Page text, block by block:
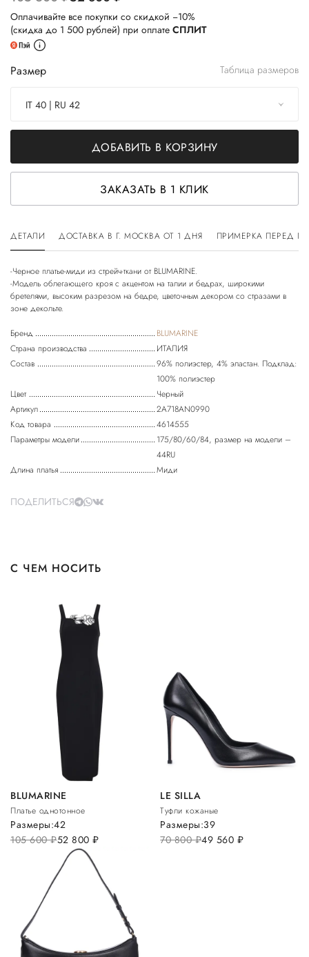
Оплачивайте все покупки со скидкой −10%
(скидка до 1 500 рублей) при оплате СПЛИТ
Размер Таблица размеров
IT 40 | RU 42
ДОБАВИТЬ В КОРЗИНУ
ЗАКАЗАТЬ В 1 КЛИК
ДЕТАЛИ ДОСТАВКА В Г. МОСКВА ОТ 1 ДНЯ ПРИМЕРКА ПЕРЕД
-Черное платье-миди из стрейч-ткани от BLUMARINE.
-Модель облегающего кроя с акцентом на талии и бедрах, широкими
бретелями, высоким разрезом на бедре, цветочным декором со стразами в
Бренд
BLUMARINE
Страна производства
ИТАЛИЯ
Состав
96% полиэстер, 4% эластан. Подклад:
100% полиэстер
Цвет
Черный
Артикул
2A718AN0990
Код товара
4614555
Параметры модели
175/80/60/84, размер на модели –
44RU
Длина платья
Миди
ПОДЕЛИТЬСЯ
С ЧЕМ НОСИТЬ
BLUMARINE
Платье однотонное
105 600руб.52 800 руб.
Размеры:42
LE SILLA
Туфли кожаные
70 800руб.49 560 руб.
Размеры:39